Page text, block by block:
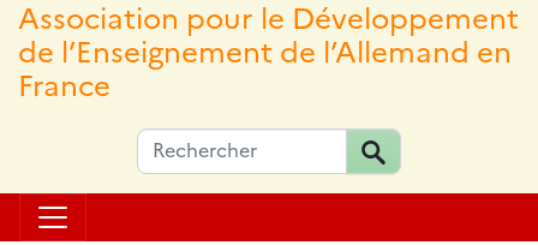
Association pour le Développement
de l’Enseignement de l’Allemand en
France